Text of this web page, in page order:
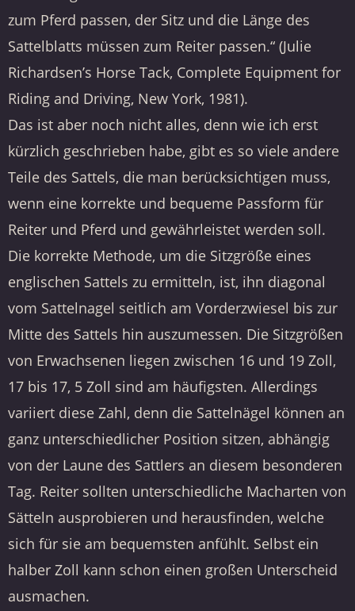
zum Pferd passen, der Sitz und die Länge des
Sattelblatts müssen zum Reiter passen.“ (Julie
Richardsen’s Horse Tack, Complete Equipment for
Riding and Driving, New York, 1981).
Das ist aber noch nicht alles, denn wie ich erst
kürzlich geschrieben habe, gibt es so viele andere
Teile des Sattels, die man berücksichtigen muss,
wenn eine korrekte und bequeme Passform für
Reiter und Pferd und gewährleistet werden soll.
Die korrekte Methode, um die Sitzgröße eines
englischen Sattels zu ermitteln, ist, ihn diagonal
vom Sattelnagel seitlich am Vorderzwiesel bis zur
Mitte des Sattels hin auszumessen. Die Sitzgrößen
von Erwachsenen liegen zwischen 16 und 19 Zoll,
17 bis 17, 5 Zoll sind am häufigsten. Allerdings
variiert diese Zahl, denn die Sattelnägel können an
ganz unterschiedlicher Position sitzen, abhängig
von der Laune des Sattlers an diesem besonderen
Tag. Reiter sollten unterschiedliche Macharten von
Sätteln ausprobieren und herausfinden, welche
sich für sie am bequemsten anfühlt. Selbst ein
halber Zoll kann schon einen großen Unterscheid
ausmachen.